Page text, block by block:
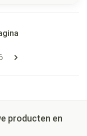
pagina
producten en